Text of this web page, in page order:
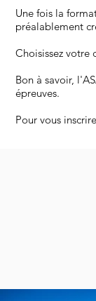
Une fois la
préalablement
Choisissez votre
Bon à savoir,
épreuves.
Pour vous